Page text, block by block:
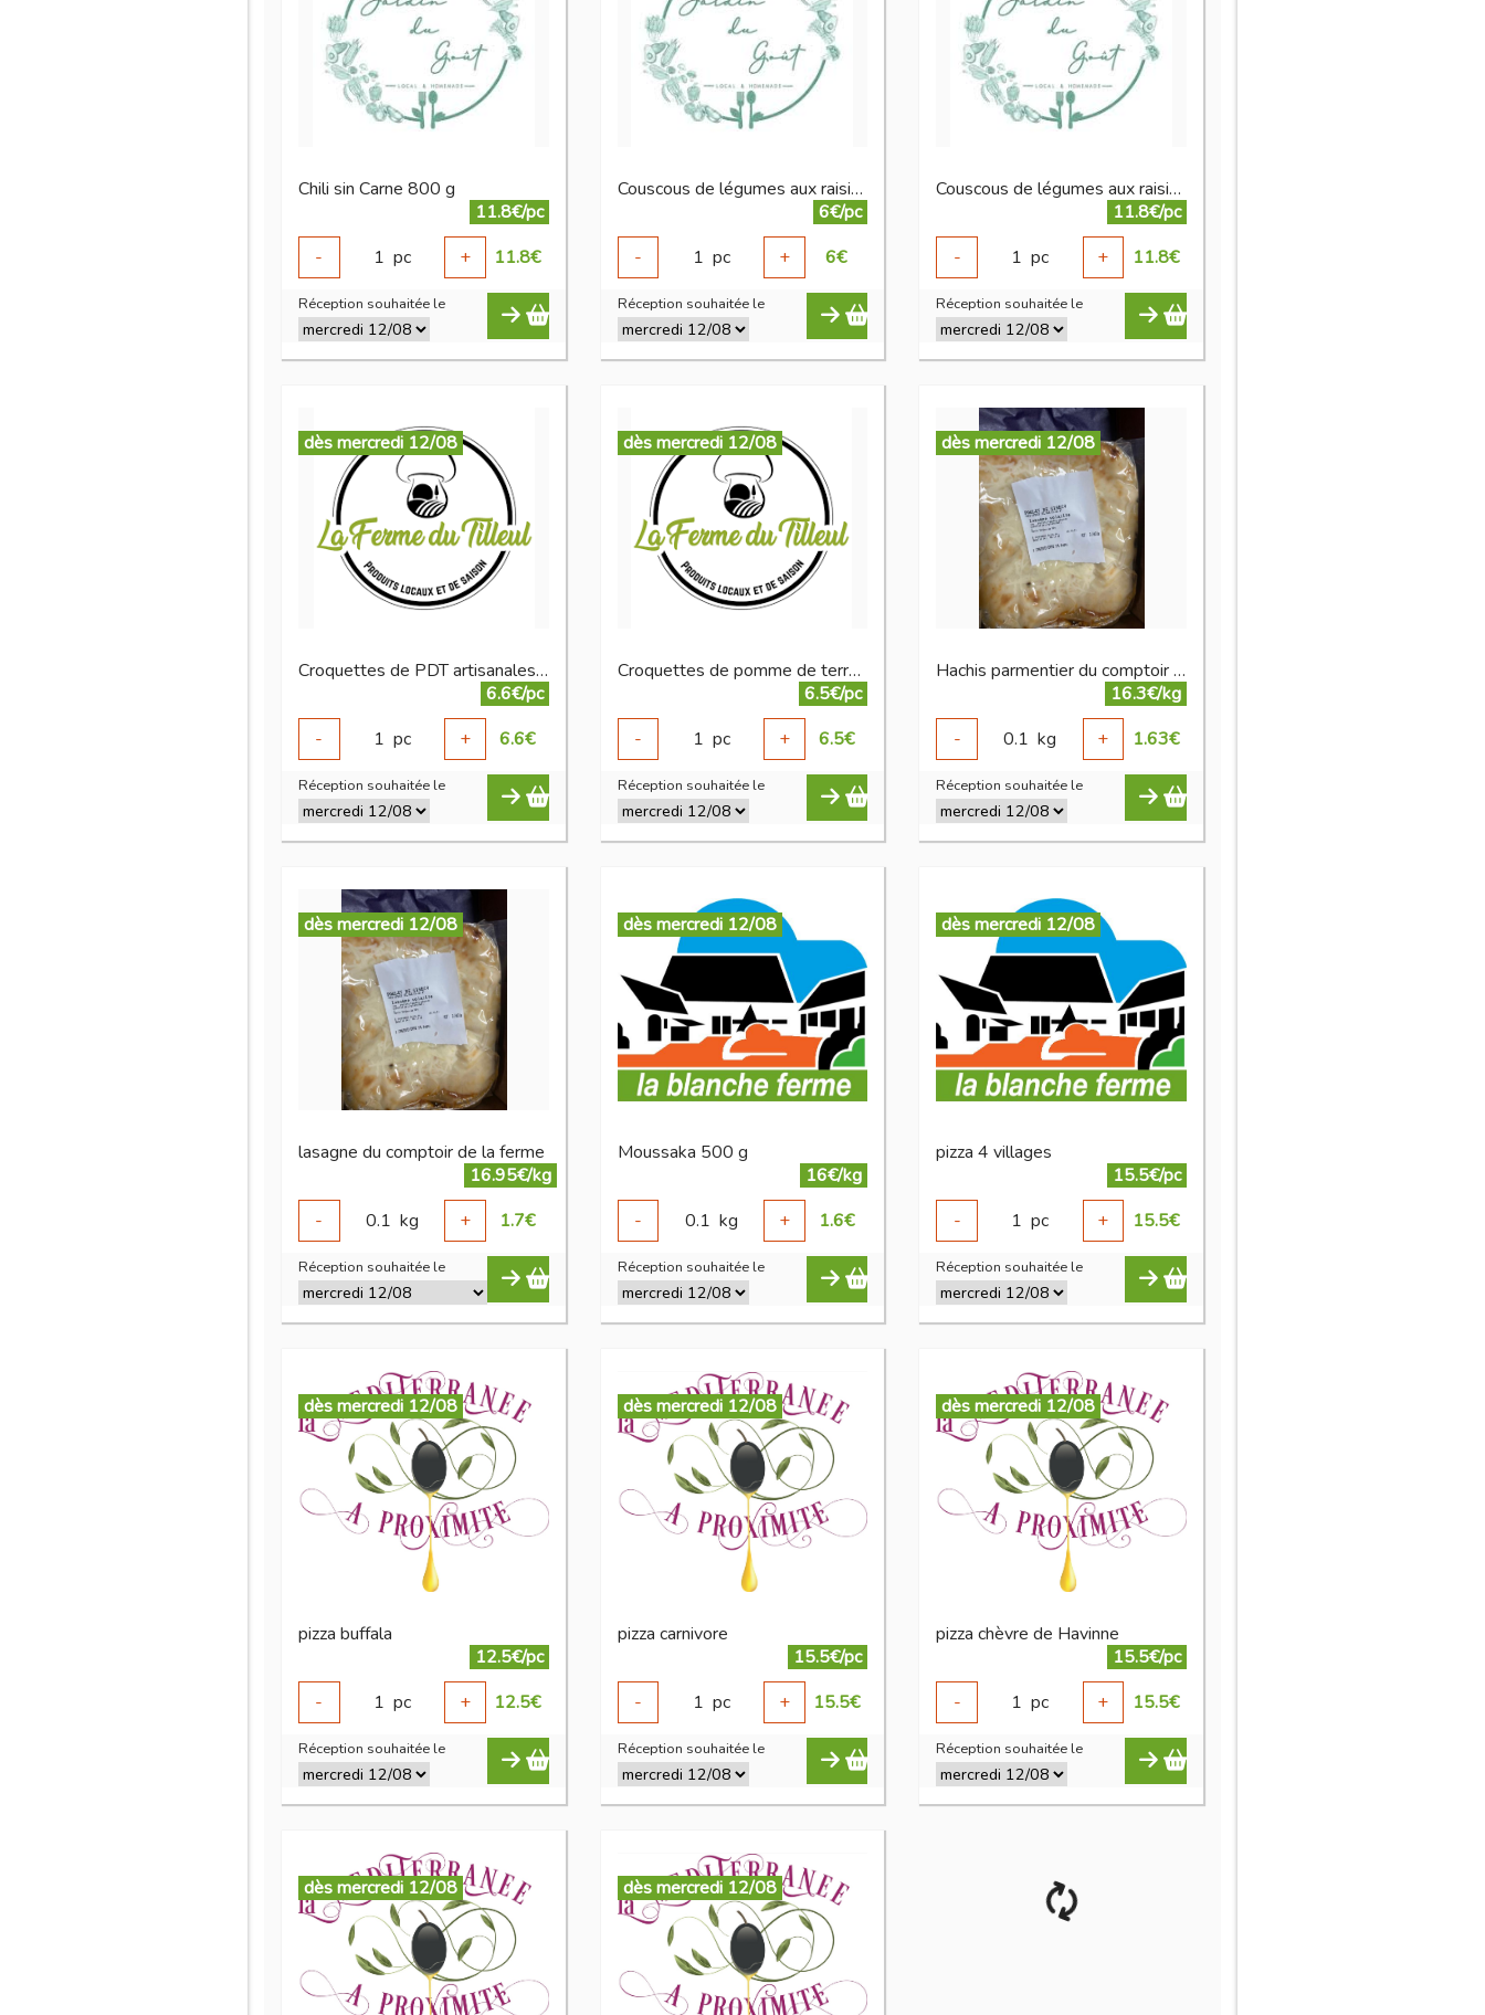
Chili sin Carne 800 g
11.8€/pc
-
1 pc + 11.8€
Réception souhaitée le
Couscous de légumes aux raisins sec 370 g
6€/pc
-
1 pc + 6€
Réception souhaitée le
Couscous de légumes aux raisins sec 800 g
11.8€/pc
-
1 pc + 11.8€
Réception souhaitée le
dès mercredi 12/08
Croquettes de PDT artisanales noisette thym
6.6€/pc
-
1 pc + 6.6€
Réception souhaitée le
dès mercredi 12/08
Croquettes de pomme de terre artisanales
6.5€/pc
-
1 pc + 6.5€
Réception souhaitée le
dès mercredi 12/08
Hachis parmentier du comptoir de la ferme
16.3€/kg
-
0.1 kg + 1.63€
Réception souhaitée le
dès mercredi 12/08
lasagne du comptoir de la ferme
16.95€/kg
-
0.1 kg + 1.7€
Réception souhaitée le
dès mercredi 12/08
Moussaka 500 g
16€/kg
-
0.1 kg + 1.6€
Réception souhaitée le
dès mercredi 12/08
pizza 4 villages
15.5€/pc
-
1 pc + 15.5€
Réception souhaitée le
dès mercredi 12/08
pizza buffala
12.5€/pc
-
1 pc + 12.5€
Réception souhaitée le
dès mercredi 12/08
pizza carnivore
15.5€/pc
-
1 pc + 15.5€
Réception souhaitée le
dès mercredi 12/08
pizza chèvre de Havinne
15.5€/pc
-
1 pc + 15.5€
Réception souhaitée le
dès mercredi 12/08 dès mercredi 12/08